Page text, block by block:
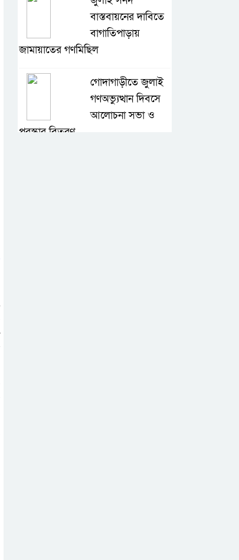
বাস্তবায়নের দাবিতে
বাগাতিপাড়ায়
জামায়াতের গণমিছিল
গোদাগাড়ীতে জুলাই
গণঅভ্যুত্থান দিবসে
আলোচনা সভা ও
পুরস্কার বিতরণ